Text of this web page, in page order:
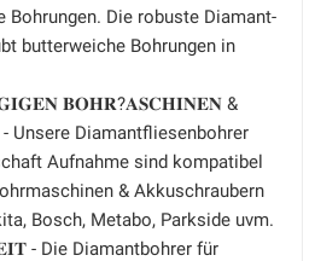
Bohrungen. Die robuste Diamant-
butterweiche Bohrungen in
𝐁𝐎𝐇𝐑?𝐀𝐒𝐂𝐇𝐈𝐍𝐄𝐍 &
Diamantfliesenbohrer
Aufnahme sind kompatibel
& Akkuschraubern
Bosch, Metabo, Parkside uvm.
- Die Diamantbohrer für